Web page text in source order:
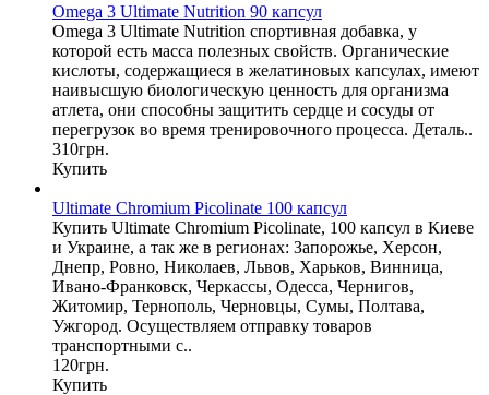
Omega 3 Ultimate Nutrition 90 капсул
Omega 3 Ultimate Nutrition спортивная добавка, у
которой есть масса полезных свойств. Органические
кислоты, содержащиеся в желатиновых капсулах, имеют
наивысшую биологическую ценность для организма
атлета, они способны защитить сердце и сосуды от
перегрузок во время тренировочного процесса. Деталь..
310грн.
Купить
Ultimate Chromium Picolinate 100 капсул
Купить Ultimate Chromium Picolinate, 100 капсул в Киеве
и Украине, а так же в регионах: Запорожье, Херсон,
Днепр, Ровно, Николаев, Львов, Харьков, Винница,
Ивано-Франковск, Черкассы, Одесса, Чернигов,
Житомир, Тернополь, Черновцы, Сумы, Полтава,
Ужгород. Осуществляем отправку товаров
транспортными с..
120грн.
Купить